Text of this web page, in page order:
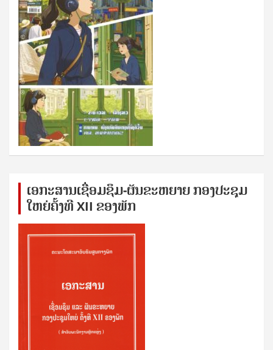
ເອກ​ະ​ສານ​ເຊ​ື່ອມ​ຊ​ຶມ-ຜັນ​ຂະ​ຫ​ຍາຍ ກອງ​ປະ​ຊຸມ​
ໃຫຍ່​ຄັ້ງ​ທີ XII ຂອງ​ພັກ